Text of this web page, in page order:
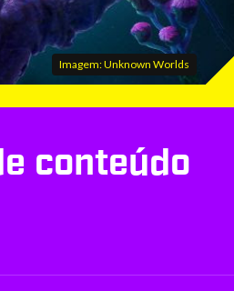
Imagem: Unknown Worlds
conteúdo